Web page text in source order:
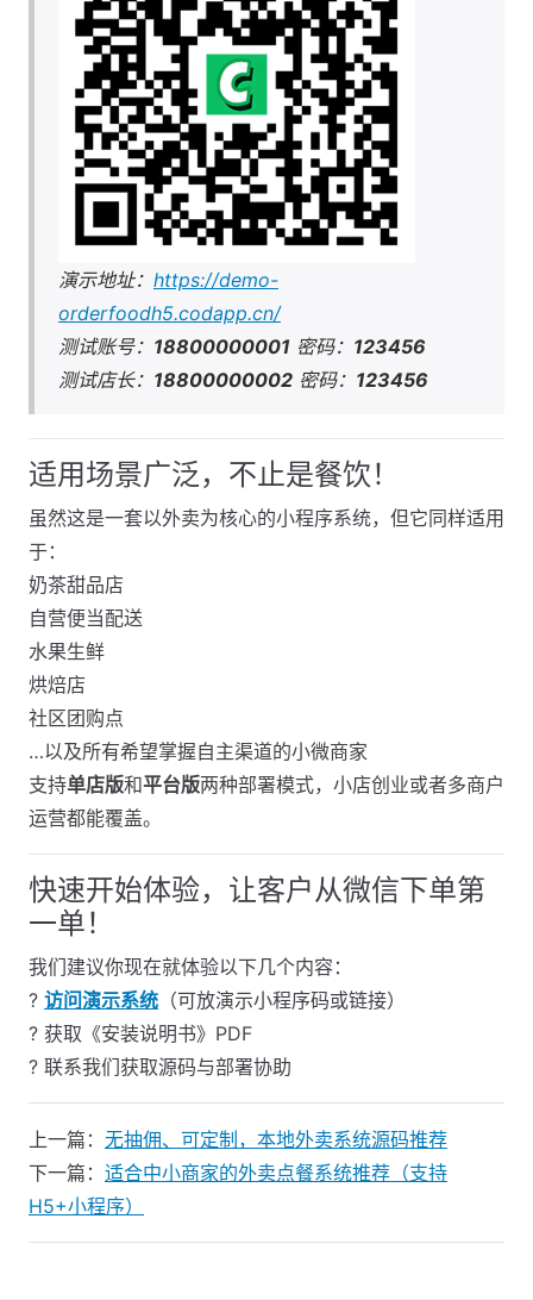
演示地址： https://demo-
orderfoodh5.codapp.cn/
测试账号： 18800000001 密码： 123456
测试店长： 18800000002 密码： 123456
适用场景广泛，不止是餐饮！
虽然这是一套以外卖为核心的小程序系统，但它同样适用
于：
奶茶甜品店
自营便当配送
水果生鲜
烘焙店
社区团购点
…以及所有希望掌握自主渠道的小微商家
支持单店版和平台版两种部署模式，小店创业或者多商户
运营都能覆盖。
快速开始体验，让客户从微信下单第
一单！
我们建议你现在就体验以下几个内容：
? 访问演示系统 （可放演示小程序码或链接）
? 获取《安装说明书》PDF
? 联系我们获取源码与部署协助
上一篇： 无抽佣、可定制，本地外卖系统源码推荐
下一篇： 适合中小商家的外卖点餐系统推荐（支持
H5+小程序）